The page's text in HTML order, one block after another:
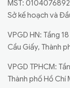
MST:
Sở kế hoạch và
VPGD HN: Tầng
Cầu Giấy, Thành
VPGD TPHCM:
Thành phố Hồ Chí